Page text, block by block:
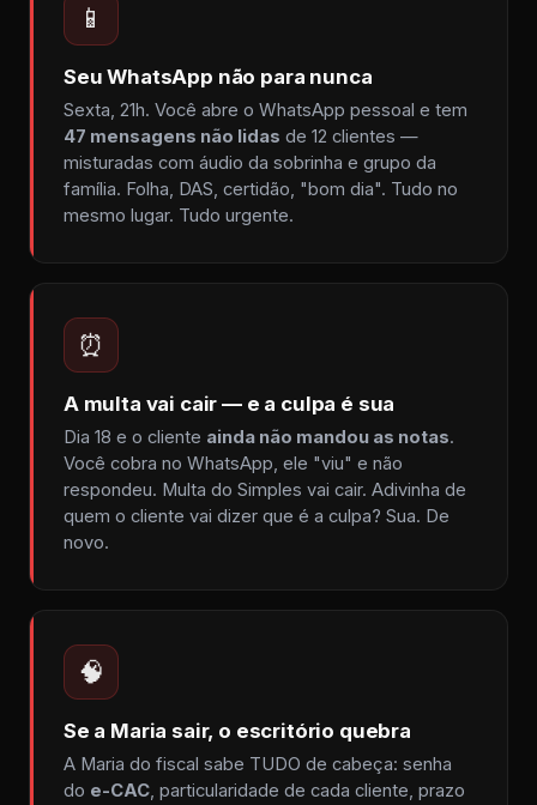
📱
Seu WhatsApp não para nunca
Sexta, 21h. Você abre o WhatsApp pessoal e tem
47 mensagens não lidas de 12 clientes —
misturadas com áudio da sobrinha e grupo da
família. Folha, DAS, certidão, "bom dia". Tudo no
mesmo lugar. Tudo urgente.
⏰
A multa vai cair — e a culpa é sua
Dia 18 e o cliente ainda não mandou as notas.
Você cobra no WhatsApp, ele "viu" e não
respondeu. Multa do Simples vai cair. Adivinha de
quem o cliente vai dizer que é a culpa? Sua. De
novo.
🧠
Se a Maria sair, o escritório quebra
A Maria do fiscal sabe TUDO de cabeça: senha
do e-CAC, particularidade de cada cliente, prazo